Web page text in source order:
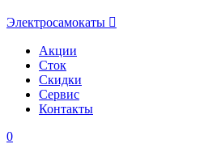
Электросамокаты
Акции
Сток
Скидки
Сервис
Контакты
0